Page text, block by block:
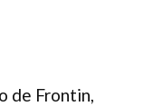
de Frontin,